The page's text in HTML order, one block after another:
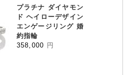
プラチナ ダイヤモン
ド ヘイローデザイン
エンゲージリング 婚
約指輪
358,000 円